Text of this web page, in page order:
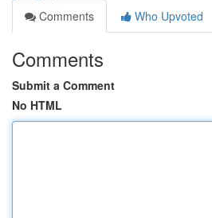
Comments
Who Upvoted
Comments
Submit a Comment
No HTML